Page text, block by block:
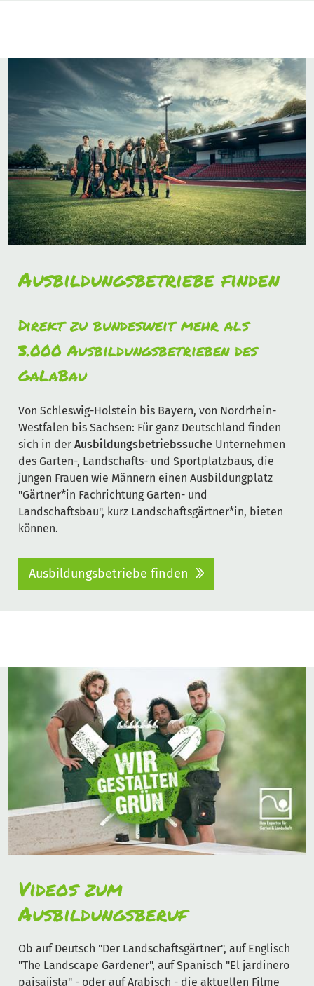
Ausbildungsbetriebe finden
Direkt zu bundesweit mehr als
3.000 Ausbildungsbetrieben des
GaLaBau
Von Schleswig-Holstein bis Bayern, von Nordrhein-
Westfalen bis Sachsen: Für ganz Deutschland finden
sich in der Ausbildungsbetriebssuche Unternehmen
des Garten-, Landschafts- und Sportplatzbaus, die
jungen Frauen wie Männern einen Ausbildungplatz
"Gärtner*in Fachrichtung Garten- und
Landschaftsbau", kurz Landschaftsgärtner*in, bieten
können.
Ausbildungsbetriebe finden
Videos zum
Ausbildungsberuf
Ob auf Deutsch "Der Landschaftsgärtner", auf Englisch
"The Landscape Gardener", auf Spanisch "El jardinero
paisajista" - oder auf Arabisch - die aktuellen Filme